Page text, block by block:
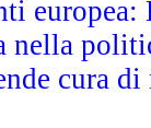
nella
cura